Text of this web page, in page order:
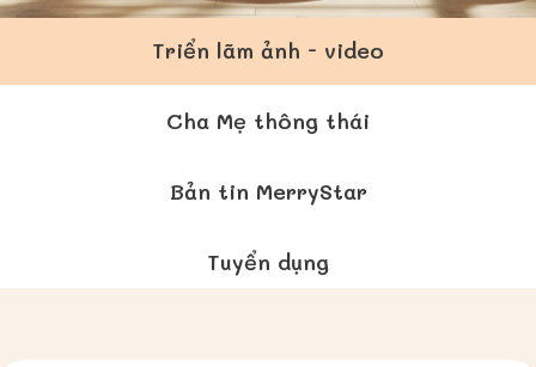
Triển lãm ảnh - video
Cha Mẹ thông thái
Bản tin MerryStar
Tuyển dụng